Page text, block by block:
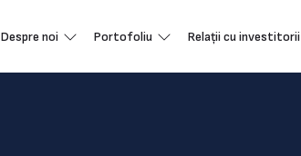
Despre noi Portofoliu Relații cu investitorii